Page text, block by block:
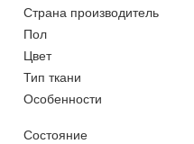
Страна производитель
Пол
Цвет
Тип ткани
Особенности
Состояние